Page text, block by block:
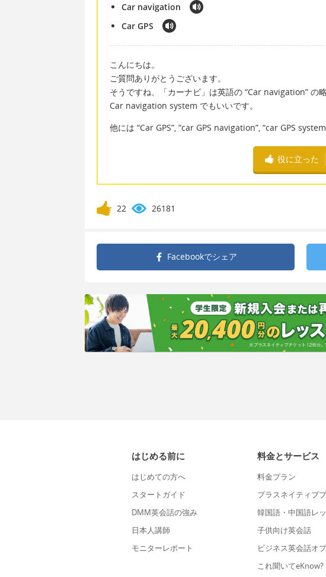
Car navigation
Car GPS
こんにちは。
ご質問ありがとうございます。
そうですね、「カーナビ」は英語の “Car navigation” の略
Car navigation system でもいいです。
他には “Car GPS”, “car GPS navigation”, “car GPS
役に立った
22 26181
Facebookでシェア
はじめる前に
はじめての方へ
スタートガイド
DMM英会話の強み
日本人講師
モニターレポート
料金とサービス
料金プラン
プラスネイティブ
韓国語・中国語レ
子供向け英会話
ビジネス英会話オ
これ聞いてeKnow?